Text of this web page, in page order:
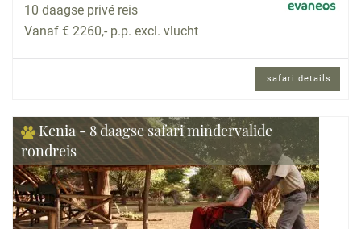
10 daagse privé reis
Vanaf € 2260,- p.p. excl. vlucht
safari details
Kenia - 8 daagse safari mindervalide
rondreis